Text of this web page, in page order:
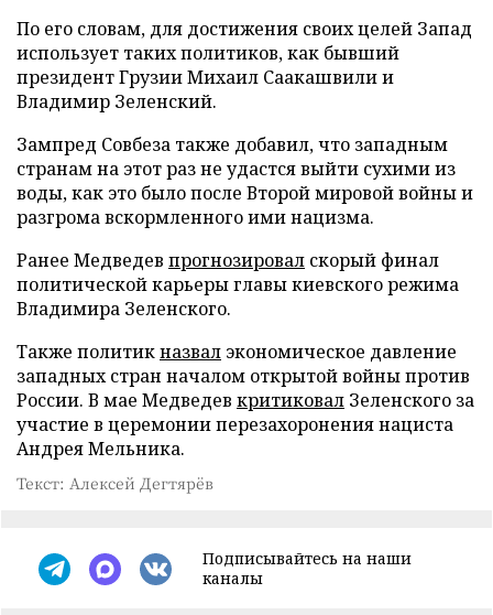
По его словам, для достижения своих целей Запад
использует таких политиков, как бывший
президент Грузии Михаил Саакашвили и
Владимир Зеленский.
Зампред Совбеза также добавил, что западным
странам на этот раз не удастся выйти сухими из
воды, как это было после Второй мировой войны и
разгрома вскормленного ими нацизма.
Ранее Медведев прогнозировал скорый финал
политической карьеры главы киевского режима
Владимира Зеленского.
Также политикназвал экономическое давление
западных стран началом открытой войны против
России. В мае Медведев критиковал Зеленского за
участие в церемонии перезахоронения нациста
Андрея Мельника.
Текст: Алексей Дегтярёв
Подписывайтесь на наши
каналы